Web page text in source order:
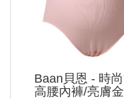
Baan貝恩 - 時
高腰內褲/亮膚金